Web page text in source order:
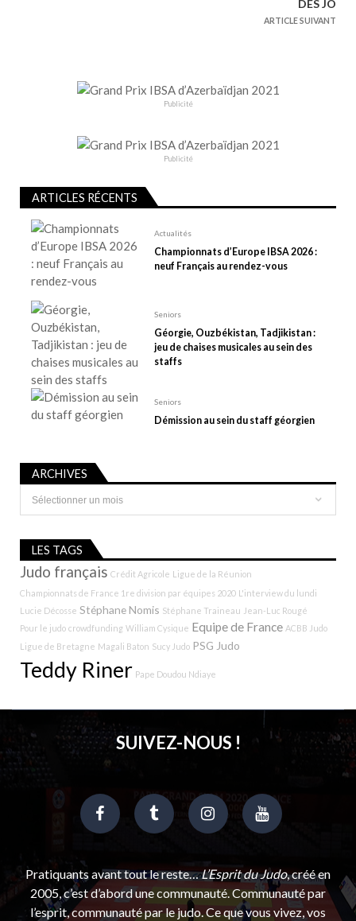
l
’
DES JO
ARTICLE SUIVANT
Publicité
Publicité
ARTICLES RÉCENTS
Actualités
Championnats d’Europe IBSA 2026 :
neuf Français au rendez-vous
Seniors
Géorgie, Ouzbékistan, Tadjikistan :
jeu de chaises musicales au sein des
staffs
Seniors
Démission au sein du staff géorgien
ARCHIVES
Archives
LES TAGS
Judo français Crédit Agricole Ligue de la Réunion
Championnats de France 1re division par équipes 2020 L'interview du lundi
Lucie Décosse Stéphane Nomis Stéphane Traineau Jean-Luc Rougé
Pour le judo crowdfunding William Cysique Equipe de France ACBB Judo
Ligue de Bretagne Magali Baton Sucy Judo PSG Judo
Teddy Riner Pape Doudou Ndiaye
SUIVEZ-NOUS !
Pratiquants avant tout le reste…L’Esprit du Judo, créé en
2005, c’est d’abord une communauté. Communauté par
l’esprit, communauté par le judo. Ce que vous vivez, vos